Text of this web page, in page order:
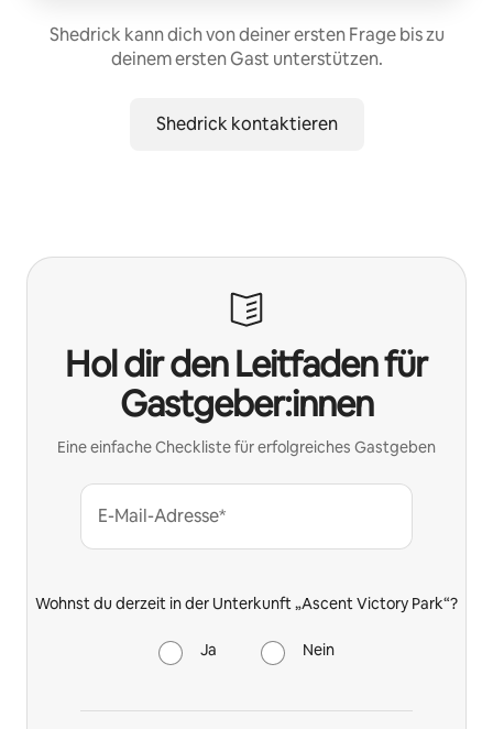
Shedrick kann dich von deiner ersten Frage bis zu
deinem ersten Gast unterstützen.
Shedrick kontaktieren
Hol dir den Leitfaden für
Gastgeber:innen
Eine einfache Checkliste für erfolgreiches Gastgeben
E-Mail-Adresse*
Wohnst du derzeit in der Unterkunft „Ascent Victory Park“?
Ja Nein